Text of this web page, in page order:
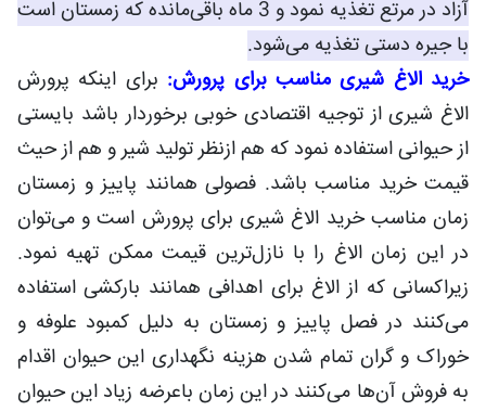
آزاد در مرتع تغذیه نمود و 3 ماه باقی‌مانده که زمستان است
با جیره دستی تغذیه می‌شود.
خرید الاغ شیری مناسب برای پرورش: برای اینکه پرورش
الاغ شیری از توجیه اقتصادی خوبی برخوردار باشد بایستی
از حیوانی استفاده نمود که هم ازنظر تولید شیر و هم از حیث
قیمت خرید مناسب باشد. فصولی همانند پاییز و زمستان
زمان مناسب خرید الاغ شیری برای پرورش است و می‌توان
در این زمان الاغ را با نازل‌ترین قیمت ممکن تهیه نمود.
زیراکسانی که از الاغ برای اهدافی همانند بارکشی استفاده
می‌کنند در فصل پاییز و زمستان به دلیل کمبود علوفه و
خوراک و گران تمام شدن هزینه نگهداری این حیوان اقدام
به فروش آن‌ها می‌کنند در این زمان باعرضه زیاد این حیوان